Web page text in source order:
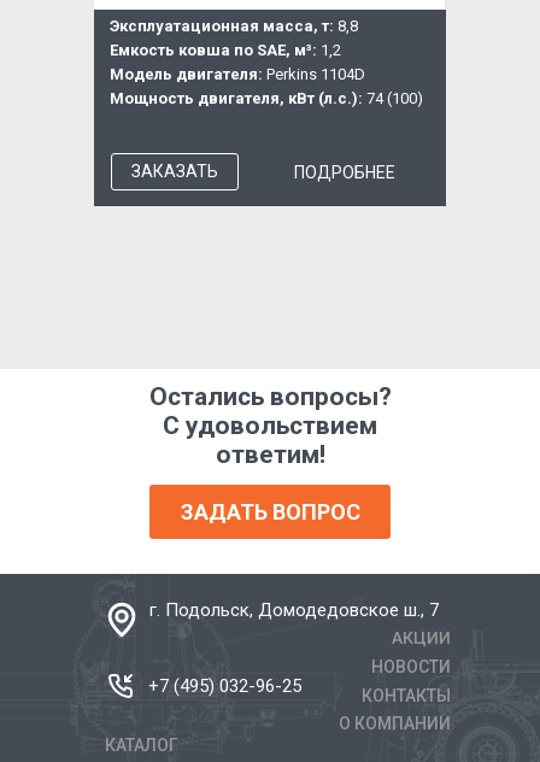
Эксплуатационная масса, т: 8,8
Емкость ковша по SAE, м³: 1,2
Модель двигателя: Perkins 1104D
Мощность двигателя, кВт (л.с.): 74 (100)
ПОДРОБНЕЕ
ЗАКАЗАТЬ
Остались вопросы?
С удовольствием
ответим!
ЗАДАТЬ ВОПРОС
г. Подольск, Домодедовское ш., 7
КАТАЛОГ
АКЦИИ
+7 (495) 032-96-25
НОВОСТИ
КОНТАКТЫ
О КОМПАНИИ